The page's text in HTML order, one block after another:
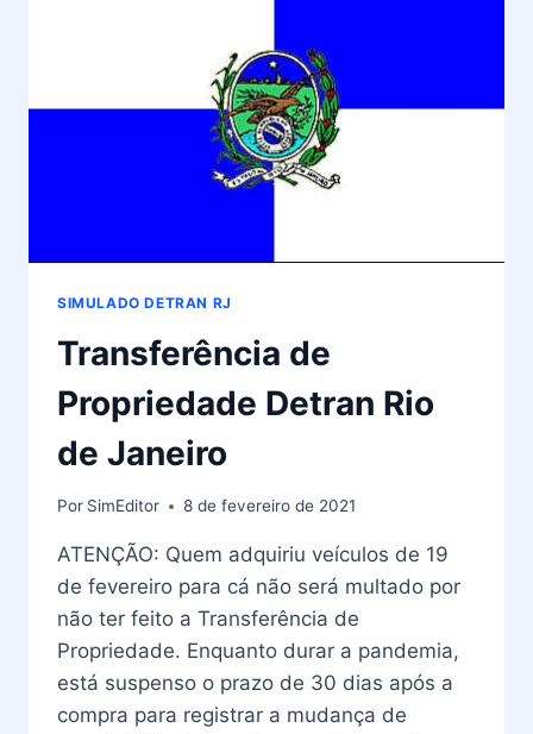
SIMULADO DETRAN RJ
Transferência de
Propriedade Detran Rio
de Janeiro
Por SimEditor 8 de fevereiro de 2021
ATENÇÃO: Quem adquiriu veículos de 19
de fevereiro para cá não será multado por
não ter feito a Transferência de
Propriedade. Enquanto durar a pandemia,
está suspenso o prazo de 30 dias após a
compra para registrar a mudança de